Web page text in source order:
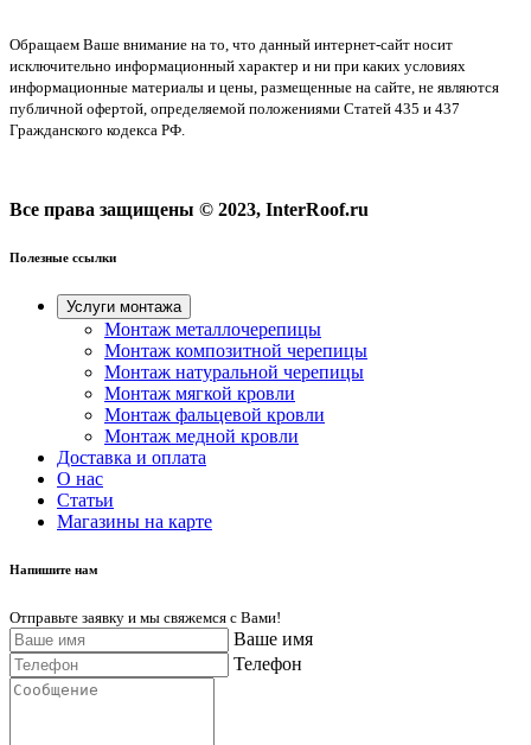
Обращаем Ваше внимание на то, что данный интернет-сайт носит
исключительно информационный характер и ни при каких условиях
информационные материалы и цены, размещенные на сайте, не являются
публичной офертой, определяемой положениями Статей 435 и 437
Гражданского кодекса РФ.
Все права защищены © 2023, InterRoof.ru
Полезные ссылки
Услуги монтажа
Монтаж металлочерепицы
Монтаж композитной черепицы
Монтаж натуральной черепицы
Монтаж мягкой кровли
Монтаж фальцевой кровли
Монтаж медной кровли
Доставка и оплата
О нас
Cтатьи
Магазины на карте
Напишите нам
Отправьте заявку и мы свяжемся с Вами!
Ваше имя
Телефон